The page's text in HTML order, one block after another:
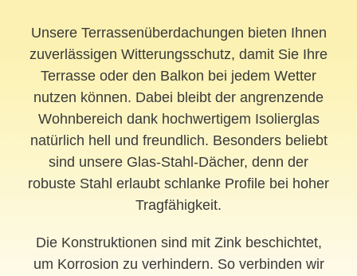
Unsere Terrassenüberdachungen bieten Ihnen
zuverlässigen Witterungsschutz, damit Sie Ihre
Terrasse oder den Balkon bei jedem Wetter
nutzen können. Dabei bleibt der angrenzende
Wohnbereich dank hochwertigem Isolierglas
natürlich hell und freundlich. Besonders beliebt
sind unsere Glas-Stahl-Dächer, denn der
robuste Stahl erlaubt schlanke Profile bei hoher
Tragfähigkeit.
Die Konstruktionen sind mit Zink beschichtet,
um Korrosion zu verhindern. So verbinden wir